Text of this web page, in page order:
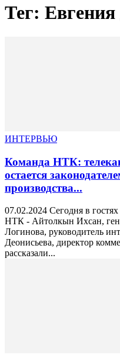
Тег: Евгения
ИНТЕРВЬЮ
Команда НТК:
остается
производства...
07.02.2024 Сегодня в
НТК - Айтолкын Ихсан,
Логинова, руководитель
Деонисьева, директор
рассказали...